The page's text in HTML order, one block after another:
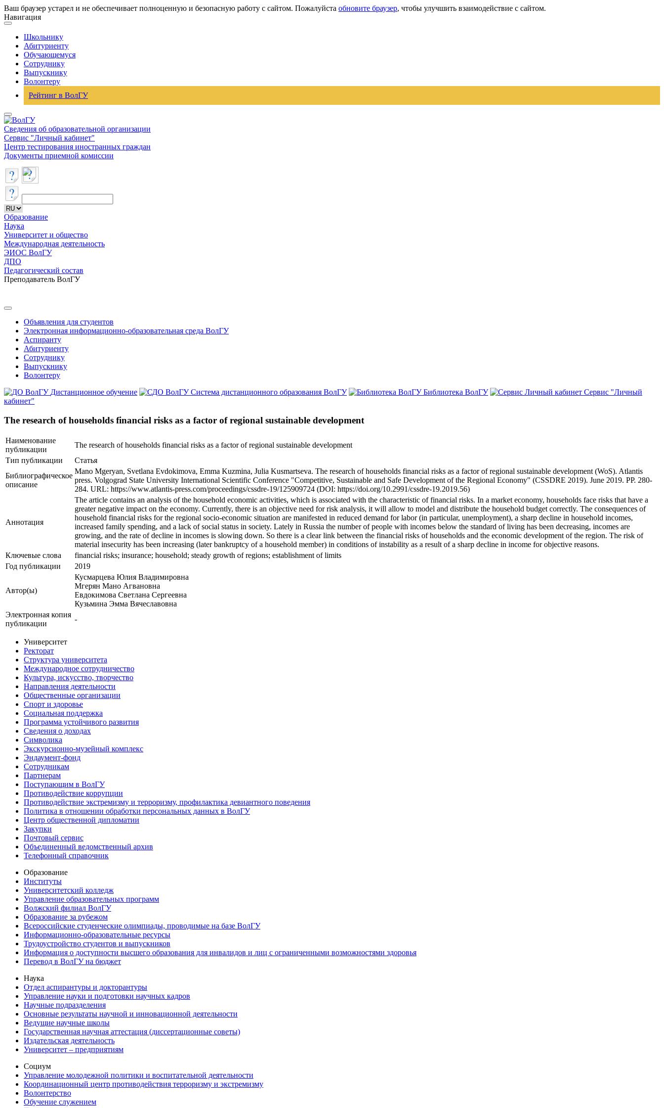
Ваш браузер устарел и не обеспечивает полноценную и безопасную работу с сайтом. Пожалуйста обновите браузер, чтобы улучшить взаимодействие с сайтом.
Навигация
Школьнику
Абитуриенту
Обучающемуся
Сотруднику
Выпускнику
Волонтеру
Рейтинг в ВолГУ
Сведения об образовательной организации
Сервис "Личный кабинет"
Центр тестирования иностранных граждан
Документы приемной комиссии
Образование
Наука
Университет и общество
Международная деятельность
ЭИОС ВолГУ
ДПО
Педагогический состав
Преподаватель ВолГУ
Объявления для студентов
Электронная информационно-образовательная среда ВолГУ
Аспиранту
Абитуриенту
Сотруднику
Выпускнику
Волонтеру
Дистанционное обучение
Система дистанционного образования ВолГУ Библиотека ВолГУ
Сервис "Личный
кабинет"
The research of households financial risks as a factor of regional sustainable development
Наименование
публикации
The research of households financial risks as a factor of regional sustainable development
Тип публикации
Статья
Библиографическое
описание
Mano Mgeryan, Svetlana Evdokimova, Emma Kuzmina, Julia Kusmartseva. The research of households financial risks as a factor of regional sustainable development (WoS). Atlantis
press. Volgograd State University International Scientific Conference "Competitive, Sustainable and Safe Development of the Regional Economy" (CSSDRE 2019). June 2019. PP. 280-
284. URL: https://www.atlantis-press.com/proceedings/cssdre-19/125909724 (DOI: https://doi.org/10.2991/cssdre-19.2019.56)
Аннотация
The article contains an analysis of the household economic activities, which is associated with the characteristic of financial risks. In a market economy, households face risks that have a
greater negative impact on the economy. Currently, there is an objective need for risk analysis, it will allow to model and distribute the household budget correctly. The consequences of
household financial risks for the regional socio-economic situation are manifested in reduced demand for labor (in particular, unemployment), a sharp decline in household incomes,
increased family spending, and a lack of social status in society. Lately in Russia the number of people with incomes below the standard of living has been decreasing, incomes are
growing, and the rate of decline in incomes is slowing down. So there is a clear link between the financial risks of households and the economic development of the region. The risk of
material insecurity has been increasing (later bankruptcy of a household member) in conditions of instability as a result of a sharp decline in income for objective reasons.
Ключевые cлова
financial risks; insurance; household; steady growth of regions; establishment of limits
Год публикации
2019
Автор(ы)
Кусмарцева Юлия Владимировна
Мгерян Мано Агвановна
Евдокимова Светлана Сергеевна
Кузьмина Эмма Вячеславовна
Электронная копия
публикации
-
Университет
Ректорат
Структура университета
Международное сотрудничество
Культура, искусство, творчество
Направления деятельности
Общественные организации
Спорт и здоровье
Социальная поддержка
Программа устойчивого развития
Сведения о доходах
Символика
Экскурсионно-музейный комплекс
Эндаумент-фонд
Сотрудникам
Партнерам
Поступающим в ВолГУ
Противодействие коррупции
Противодействие экстремизму и терроризму, профилактика девиантного поведения
Политика в отношении обработки персональных данных в ВолГУ
Центр общественной дипломатии
Закупки
Почтовый сервис
Объединенный ведомственный архив
Телефонный справочник
Образование
Институты
Университетский колледж
Управление образовательных программ
Волжский филиал ВолГУ
Образование за рубежом
Всероссийские студенческие олимпиады, проводимые на базе ВолГУ
Информационно-образовательные ресурсы
Трудоустройство студентов и выпускников
Информация о доступности высшего образования для инвалидов и лиц с ограниченными возможностями здоровья
Перевод в ВолГУ на бюджет
Наука
Отдел аспирантуры и докторантуры
Управление науки и подготовки научных кадров
Научные подразделения
Основные результаты научной и инновационной деятельности
Ведущие научные школы
Государственная научная аттестация (диссертационные советы)
Издательская деятельность
Университет – предприятиям
Социум
Управление молодежной политики и воспитательной деятельности
Координационный центр противодействия терроризму и экстремизму
Волонтерство
Обучение служением